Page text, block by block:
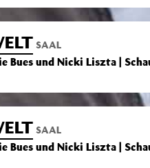
SAAL
Bues und Nicki Liszta |
SAAL
Bues und Nicki Liszta |